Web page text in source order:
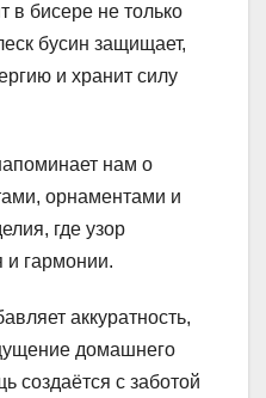
в бисере не только
бусин защищает,
и хранит силу
нам о
орнаментами и
где узор
и гармонии.
аккуратность,
домашнего
создаётся с заботой